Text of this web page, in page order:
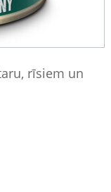
rīsiem un